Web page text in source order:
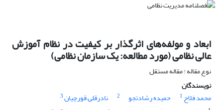
ابعاد و مولفه‌های اثرگذار بر کیفیت در نظام آموزش
عالی نظامی (مورد مطالعه: یک سازمان نظامی)
نوع مقاله : مقاله مستقل
نویسندگان
محمد فلاح 1 حمیده رشادتجو 2 نادرقلی قورچیان3